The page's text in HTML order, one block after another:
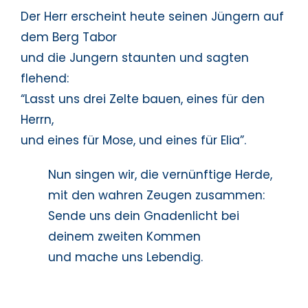
Der Herr erscheint heute seinen Jüngern auf
dem Berg Tabor
und die Jungern staunten und sagten
flehend:
“Lasst uns drei Zelte bauen, eines für den
Herrn,
und eines für Mose, und eines für Elia”.
Nun singen wir, die vernünftige Herde,
mit den wahren Zeugen zusammen:
Sende uns dein Gnadenlicht bei
deinem zweiten Kommen
und mache uns Lebendig.